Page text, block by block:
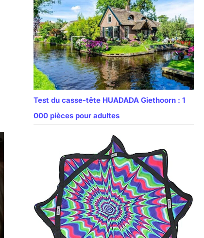
Test du casse-tête HUADADA Giethoorn : 1
000 pièces pour adultes